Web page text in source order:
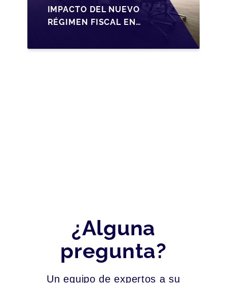
IMPACTO DEL NUEVO
RÉGIMEN FISCAL EN
PYMES EN ESPAÑA
¿Alguna
pregunta?
Un equipo de expertos a su